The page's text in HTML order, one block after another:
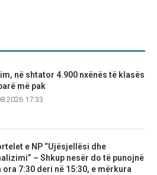
në shtator 4.900 nxënës të klasës
më pak
17:33
e NP “Ujësjellësi dhe
– Shkup nesër do të punojnë
ora 7:30 deri në 15:30, e mërkura